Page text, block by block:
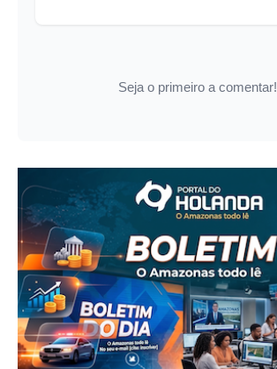
Seja o primeiro a comentar!